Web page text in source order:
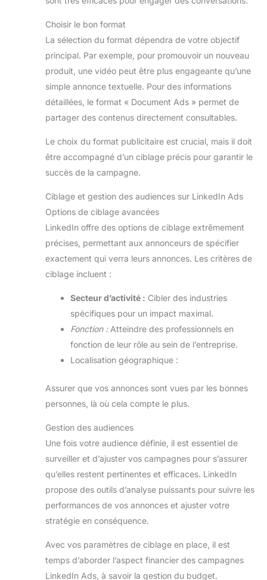
Choisir le bon format
La sélection du format dépendra de votre objectif
principal. Par exemple, pour promouvoir un nouveau
produit, une vidéo peut être plus engageante qu’une
simple annonce textuelle. Pour des informations
détaillées, le format « Document Ads » permet de
partager des contenus directement consultables.
Le choix du format publicitaire est crucial, mais il doit
être accompagné d’un ciblage précis pour garantir le
succès de la campagne.
Ciblage et gestion des audiences sur LinkedIn Ads
Options de ciblage avancées
LinkedIn offre des options de ciblage extrêmement
précises, permettant aux annonceurs de spécifier
exactement qui verra leurs annonces. Les critères de
ciblage incluent :
Secteur d’activité : Cibler des industries
spécifiques pour un impact maximal.
Fonction :Atteindre des professionnels en
fonction de leur rôle au sein de l’entreprise.
Localisation géographique :
Assurer que vos annonces sont vues par les bonnes
personnes, là où cela compte le plus.
Gestion des audiences
Une fois votre audience définie, il est essentiel de
surveiller et d’ajuster vos campagnes pour s’assurer
qu’elles restent pertinentes et efficaces. LinkedIn
propose des outils d’analyse puissants pour suivre les
performances de vos annonces et ajuster votre
stratégie en conséquence.
Avec vos paramètres de ciblage en place, il est
temps d’aborder l’aspect financier des campagnes
LinkedIn Ads, à savoir la gestion du budget.